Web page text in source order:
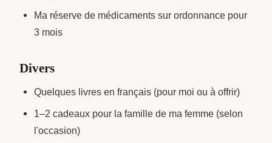
Ma réserve de médicaments sur ordonnance pour
3 mois
Divers
Quelques livres en français (pour moi ou à offrir)
1–2 cadeaux pour la famille de ma femme (selon
l'occasion)